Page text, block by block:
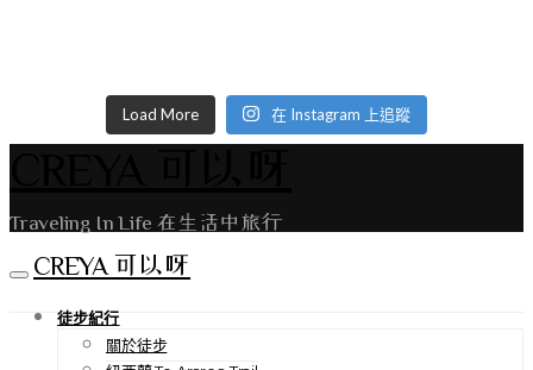
Load More 在 Instagram 上追蹤
Traveling In Life 在生活中旅行
CREYA 可以呀
徒步紀行
關於徒步